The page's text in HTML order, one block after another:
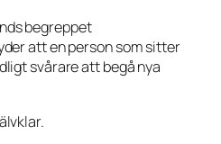
begreppet
att en person som sitter
svårare att begå nya